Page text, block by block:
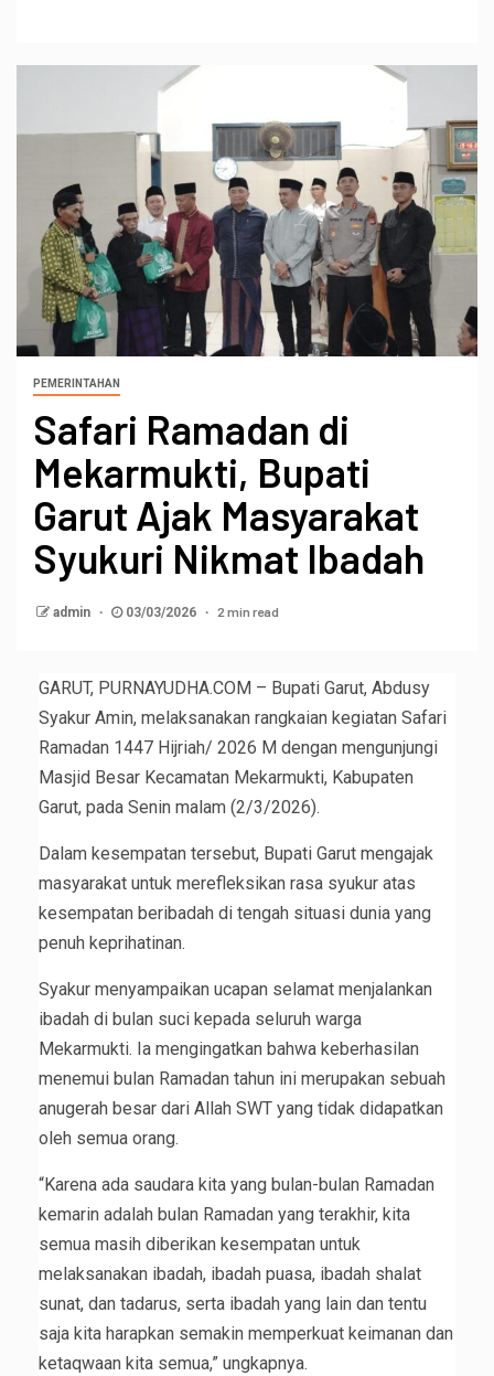
PEMERINTAHAN
Safari Ramadan di
Mekarmukti, Bupati
Garut Ajak Masyarakat
Syukuri Nikmat Ibadah
admin 03/03/2026 2 min read
GARUT, PURNAYUDHA.COM – Bupati Garut, Abdusy
Syakur Amin, melaksanakan rangkaian kegiatan Safari
Ramadan 1447 Hijriah/ 2026 M dengan mengunjungi
Masjid Besar Kecamatan Mekarmukti, Kabupaten
Garut, pada Senin malam (2/3/2026).
Dalam kesempatan tersebut, Bupati Garut mengajak
masyarakat untuk merefleksikan rasa syukur atas
kesempatan beribadah di tengah situasi dunia yang
penuh keprihatinan.
Syakur menyampaikan ucapan selamat menjalankan
ibadah di bulan suci kepada seluruh warga
Mekarmukti. Ia mengingatkan bahwa keberhasilan
menemui bulan Ramadan tahun ini merupakan sebuah
anugerah besar dari Allah SWT yang tidak didapatkan
oleh semua orang.
“Karena ada saudara kita yang bulan-bulan Ramadan
kemarin adalah bulan Ramadan yang terakhir, kita
semua masih diberikan kesempatan untuk
melaksanakan ibadah, ibadah puasa, ibadah shalat
sunat, dan tadarus, serta ibadah yang lain dan tentu
saja kita harapkan semakin memperkuat keimanan dan
ketaqwaan kita semua,” ungkapnya.